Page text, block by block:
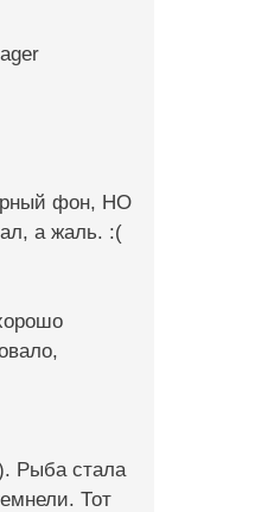
фон, НО
а жаль. :(
Рыба стала
Тот